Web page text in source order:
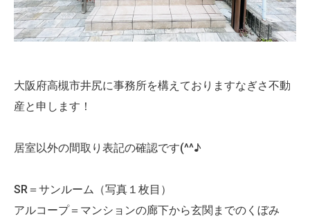
大阪府高槻市井尻に事務所を構えておりますなぎさ不動
産と申します！
居室以外の間取り表記の確認です(^^♪
SR＝サンルーム（写真１枚目）
アルコープ＝マンションの廊下から玄関までのくぼみ